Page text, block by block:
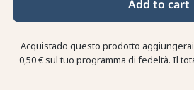
Add to cart
Acquistado questo prodotto
0,50 €sul tuo programma di fedeltà. Il